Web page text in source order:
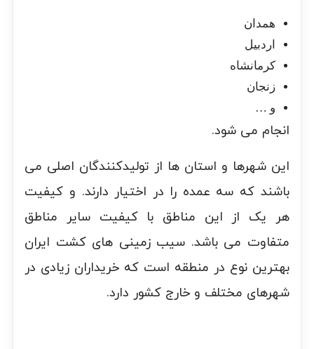
همدان
اردبیل
کرمانشاه
زنجان
و …
انجام می شود.
این شهرها و استان ها از تولیدکنندگان اصلی می
باشند که سه عمده را در اختیار دارند. و کیفیت
هر یک از این مناطق با کیفیت سایر مناطق
متفاوت می باشد. سیب زمینی های کشت ایران
بهترین نوع در منطقه است که خریداران زیادی در
شهرهای مختلف و خارج کشور دارد.